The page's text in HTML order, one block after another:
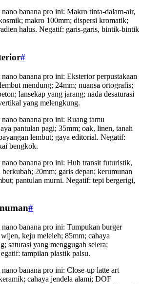
banana pro ini: Makro tinta-dalam-air,
makro 100mm; dispersi kromatik;
halus. Negatif: garis-garis, bintik-bintik
#
banana pro ini: Eksterior perpustakaan
mendung; 24mm; nuansa ortografis;
lansekap yang jarang; nada desaturasi
yang melengkung.
banana pro ini: Ruang tamu
pantulan pagi; 35mm; oak, linen, tanah
lembut; gaya editorial. Negatif:
bengkok.
banana pro ini: Hub transit futuristik,
20mm; garis depan; kerumunan
pantulan murni. Negatif: tepi bergerigi,
#
banana pro ini: Tumpukan burger
keju meleleh; 85mm; cahaya
saturasi yang menggugah selera;
tampilan plastik palsu.
banana pro ini: Close-up latte art
cahaya jendela alami; DOF